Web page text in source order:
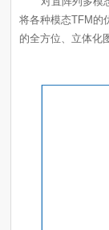
的全方位、立体化